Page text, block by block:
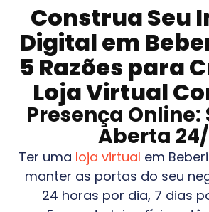
Construa Seu
Digital em
5 Razões para
Loja Virtual
Presença Online:
Aberta
Ter uma loja virtual em
manter as portas do seu
24 horas por dia, 7 dias